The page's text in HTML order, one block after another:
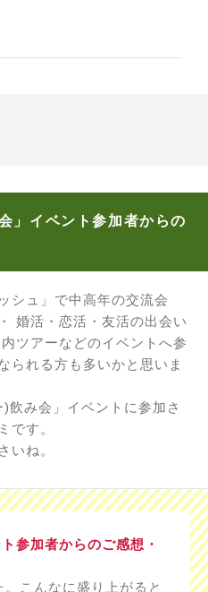
」イベント参加者からの
シュ」で中高年の交流会
婚活・恋活・友活の出会い
ツアーなどのイベントへ参
られる方も多いかと思いま
飲み会」イベントに参加さ
です。
いね。
参加者からのご感想・
こんなに盛り上がると